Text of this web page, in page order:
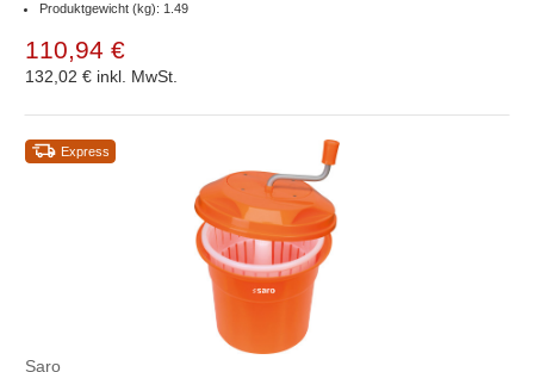
Produktgewicht (kg): 1.49
110,94 €
132,02 € inkl. MwSt.
Express
Saro